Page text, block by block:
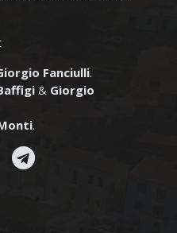
Fanciulli.
& Giorgio
.